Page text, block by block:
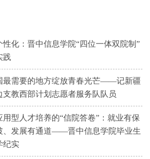
性化：晋中信息学院“四位一体双院制”
践
最需要的地方绽放青春光芒——记新疆
支教西部计划志愿者服务队队员
用型人才培养的“信院答卷”：就业有保
、发展有通道——晋中信息学院毕业生
纪实